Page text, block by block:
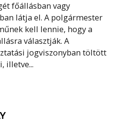
főállásban vagy
látja el. A polgármester
kell lennie, hogy a
választják. A
jogviszonyban töltött
illetve...